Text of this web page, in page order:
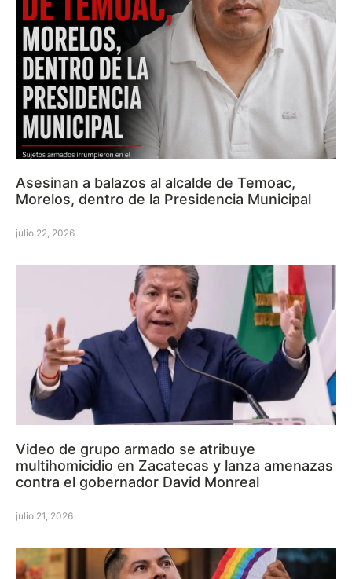
Asesinan a balazos al alcalde de Temoac,
Morelos, dentro de la Presidencia Municipal
julio 22, 2026
Video de grupo armado se atribuye
multihomicidio en Zacatecas y lanza amenazas
contra el gobernador David Monreal
julio 21, 2026